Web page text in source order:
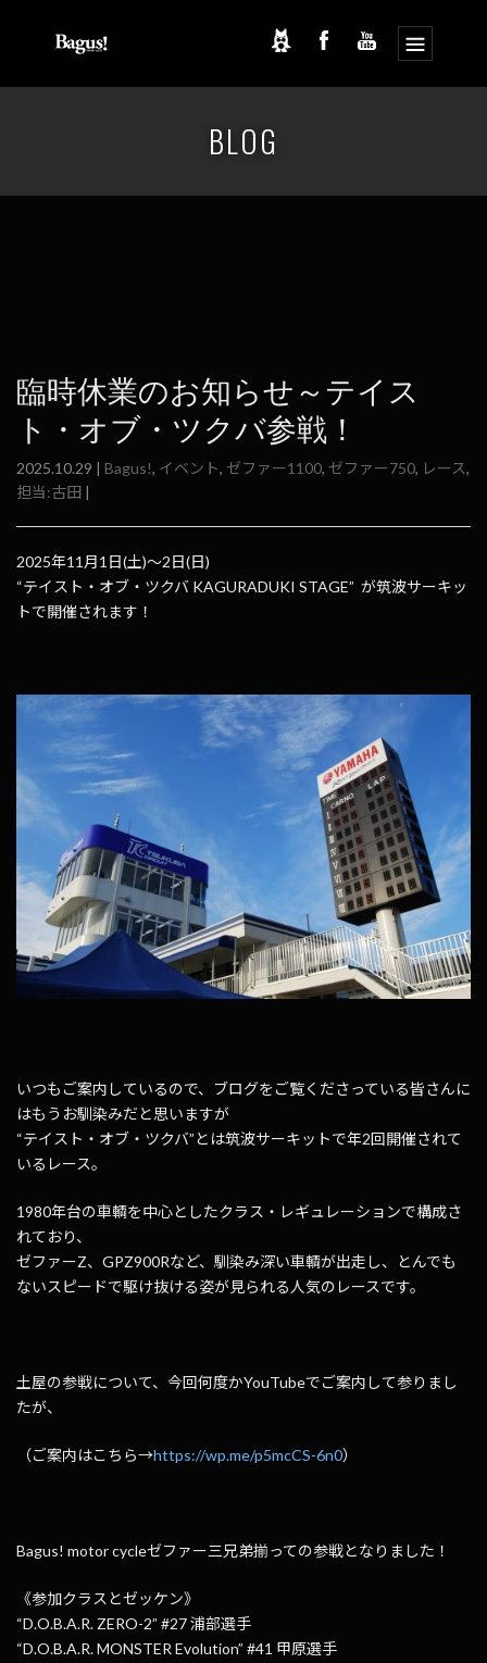
BLOG
臨時休業のお知らせ～テイス
ト・オブ・ツクバ参戦！
2025.10.29 | Bagus!, イベント, ゼファー1100, ゼファー750, レース,
担当:古田 |
2025年11月1日(土)～2日(日)
“テイスト・オブ・ツクバ KAGURADUKI STAGE” が筑波サーキッ
トで開催されます！
いつもご案内しているので、ブログをご覧くださっている皆さんに
はもうお馴染みだと思いますが
“テイスト・オブ・ツクバ”とは筑波サーキットで年2回開催されて
いるレース。
1980年台の車輌を中心としたクラス・レギュレーションで構成さ
れており、
ゼファーZ、GPZ900Rなど、馴染み深い車輌が出走し、とんでも
ないスピードで駆け抜ける姿が見られる人気のレースです。
土屋の参戦について、今回何度かYouTubeでご案内して参りまし
たが、
（ご案内はこちら→https://wp.me/p5mcCS-6n0）
Bagus! motor cycleゼファー三兄弟揃っての参戦となりました！
《参加クラスとゼッケン》
“D.O.B.A.R. ZERO-2” #27 浦部選手
“D.O.B.A.R. MONSTER Evolution” #41 甲原選手